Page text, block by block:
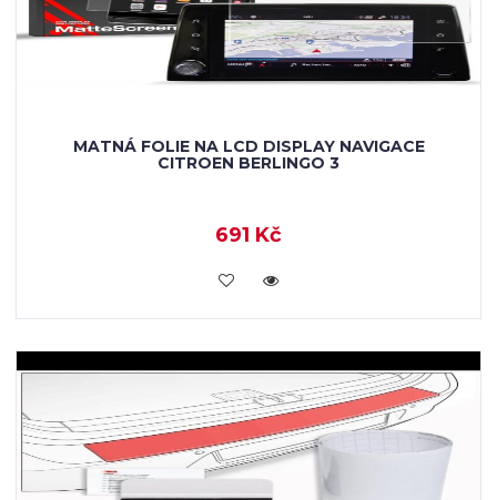
MATNÁ FOLIE NA LCD DISPLAY NAVIGACE
CITROEN BERLINGO 3
691 Kč
KOUPIT